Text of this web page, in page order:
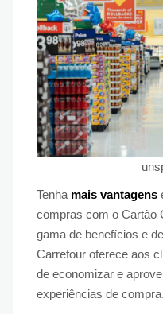
Tenha mais vantagens
compras com o Cartão
gama de benefícios e
Carrefour oferece aos
de economizar e
experiências de compra.